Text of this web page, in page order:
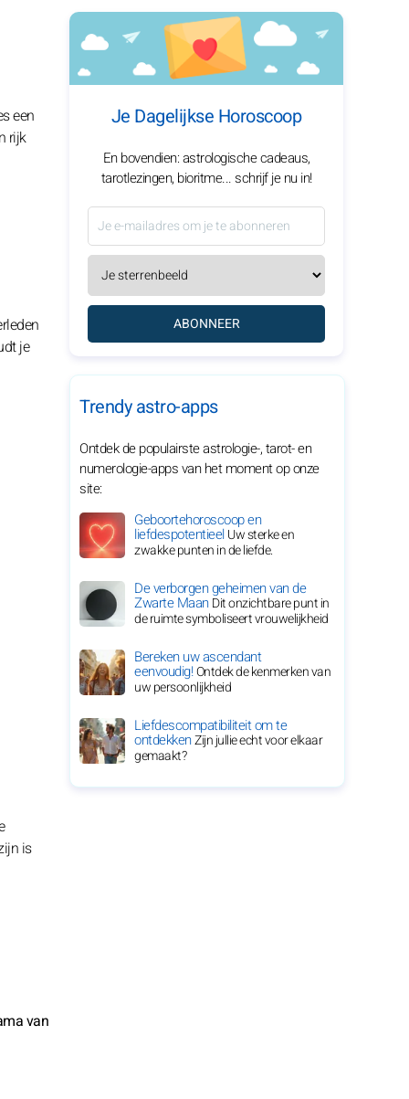
een
rijk
je
is
van
Je Dagelijkse Horoscoop
En bovendien: astrologische cadeaus,
tarotlezingen, bioritme... schrijf je nu in!
ABONNEER
Trendy astro-apps
Ontdek de populairste astrologie-, tarot- en
numerologie-apps van het moment op onze
site:
Geboortehoroscoop en
liefdespotentieelUw sterke en
zwakke punten in de liefde.
De verborgen geheimen van de
Zwarte MaanDit onzichtbare punt in
de ruimte symboliseert vrouwelijkheid
Bereken uw ascendant
eenvoudig!Ontdek de kenmerken van
uw persoonlijkheid
Liefdescompatibiliteit om te
ontdekkenZijn jullie echt voor elkaar
gemaakt?